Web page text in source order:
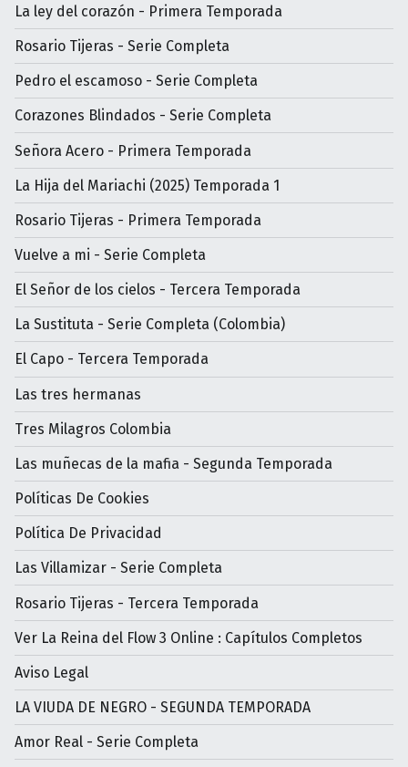
La ley del corazón - Primera Temporada
Rosario Tijeras - Serie Completa
Pedro el escamoso - Serie Completa
Corazones Blindados - Serie Completa
Señora Acero - Primera Temporada
La Hija del Mariachi (2025) Temporada 1
Rosario Tijeras - Primera Temporada
Vuelve a mi - Serie Completa
El Señor de los cielos - Tercera Temporada
La Sustituta - Serie Completa (Colombia)
El Capo - Tercera Temporada
Las tres hermanas
Tres Milagros Colombia
Las muñecas de la mafia - Segunda Temporada
Políticas De Cookies
Política De Privacidad
Las Villamizar - Serie Completa
Rosario Tijeras - Tercera Temporada
Ver La Reina del Flow 3 Online : Capítulos Completos
Aviso Legal
LA VIUDA DE NEGRO - SEGUNDA TEMPORADA
Amor Real - Serie Completa